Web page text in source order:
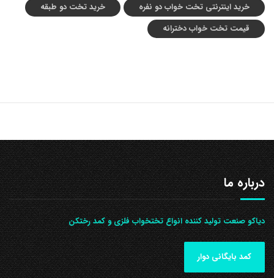
خرید اینترنتی تخت خواب دو نفره
خرید تخت دو طبقه
قیمت تخت خواب دخترانه
درباره ما
دیاکو صنعت تولید کننده انواع تختخواب فلزی و کمد رختکن
کمد بایگانی دوار